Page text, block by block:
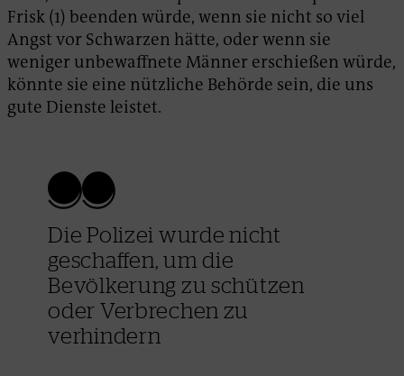
Frisk (1) beenden würde, wenn sie nicht so viel
Angst vor Schwarzen hätte, oder wenn sie
weniger unbewaffnete Männer erschießen würde,
könnte sie eine nützliche Behörde sein, die uns
gute Dienste leistet.
Die Polizei wurde nicht
geschaffen, um die
Bevölkerung zu schützen
oder Verbrechen zu
verhindern